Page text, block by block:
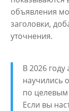
объявления
заголовки,
уточнения.
В 2026
научились
по
Если вы